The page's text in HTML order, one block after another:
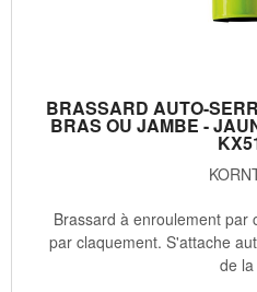
BRASSARD AUTO-
BRAS OU JAMBE -
Brassard à enroulement par
par claquement. S'attache
de la